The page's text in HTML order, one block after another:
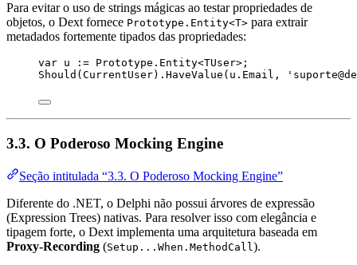
Para evitar o uso de strings mágicas ao testar propriedades de
objetos, o Dext fornece Prototype.Entity<T> para extrair
metadados fortemente tipados das propriedades:
var u := Prototype.Entity<TUser>;
Should(CurrentUser).HaveValue(u.Email,
'
3.3. O Poderoso Mocking Engine
Seção intitulada “3.3. O Poderoso Mocking Engine”
Diferente do .NET, o Delphi não possui árvores de expressão
(Expression Trees) nativas. Para resolver isso com elegância e
tipagem forte, o Dext implementa uma arquitetura baseada em
Proxy-Recording (Setup...When.MethodCall ).